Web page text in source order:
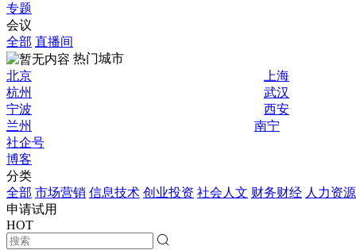
专题
会议
全部 直播间
热门城市
北京
上海
杭州
武汉
宁波
西安
兰州
南宁
社企号
博客
分类
全部 市场营销 信息技术 创业投资 社会人文 财务财经 人力资源
申请试用
HOT